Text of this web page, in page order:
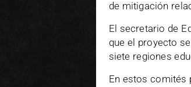
de mitigación
El secretario de
que el proyecto
siete regiones
En estos comités